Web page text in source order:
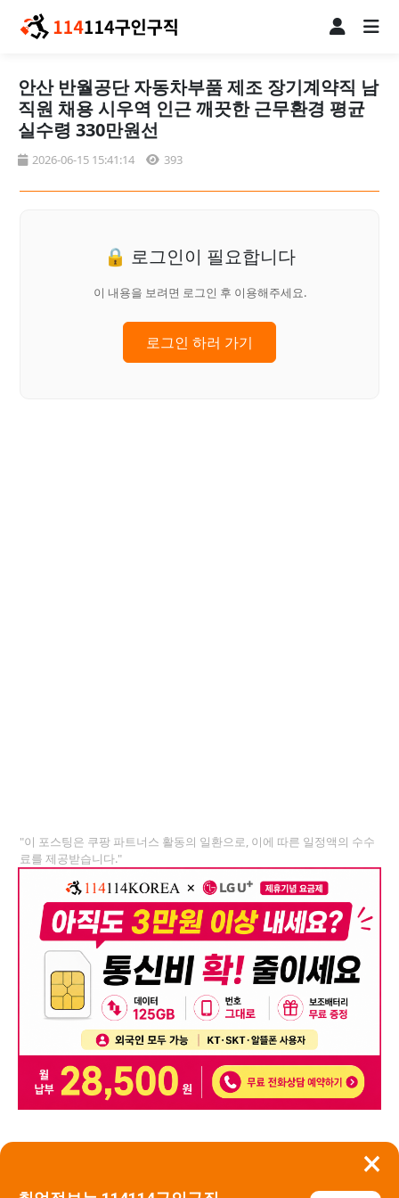
×
안산 반월공단 자동차부품 제조 장기계약직 남
직원 채용 시우역 인근 깨끗한 근무환경 평균
실수령 330만원선
2026-06-15 15:41:14 393
🔒 로그인이 필요합니다
이 내용을 보려면 로그인 후 이용해주세요.
로그인 하러 가기
"이 포스팅은 쿠팡 파트너스 활동의 일환으로, 이에 따른 일정액의 수수
료를 제공받습니다."